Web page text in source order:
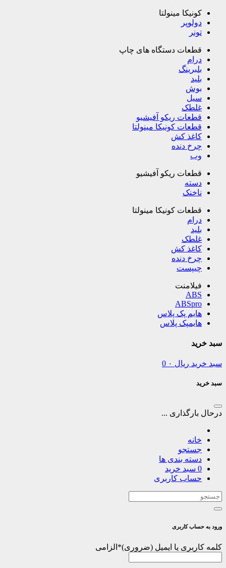
کونیکا مینولتا
دولوپر
تونر
قطعات دستگاه های چاپ
درام
بلبرینگ
بلید
بوش
سیل
غلطک
قطعات ریکو آفیشیو
قطعات کونیکا مینولتا
کاغذ کش
چرخ دنده
وب
قطعات ریکو آفیشیو
دسته
ناخنک
قطعات کونیکا مینولتا
درام
بلید
غلطک
کاغذ کش
چرخ دنده
چیپست
فیلامنت
ABS
ABSpro
هایم پک پلاس
هایمپک پلاس
سبد خرید
سبد خرید ریال 0
سبد خرید
درحال بارگذاری ...
خانه
جستجو
دسته بندی ها
0 سبد خرید
حساب کاربری
ورود به حساب کاربری
کلمه کاربری یا ایمیل * الزامی